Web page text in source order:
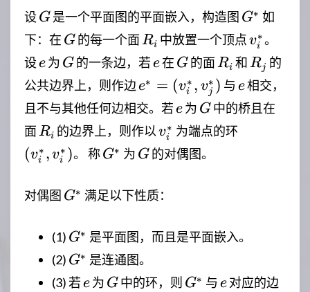
设 G
G 是一个平面图的平面嵌入，构造图 G^*
G∗ 如
下：在 G
G 的每一个面 R_i
Ri 中放置一个顶点v_i^*
vi
∗。
设e
e为 G
G 的一条边，若e
e在 G
G 的面 R_i
Ri 和R_j
Rj 的
公共边界上，则作边e^*=
(v_i^*,v_j^*)
e∗ = (vi
∗ , vj
∗ ) 与e
e相交，
且不与其他任何边相交。若e
e为 G
G 中的桥且在
面 R_i
Ri 的边界上，则作以v_i^*
vi
∗ 为端点的环
(vi
∗ , vi
∗ )。 称 G^*
G∗ 为 G
G 的对偶图。
对偶图 G^*
G∗ 满足以下性质：
(1) G^*
G∗ 是平面图，而且是平面嵌入。
(2) G^*
G∗ 是连通图。
(3) 若e
e为 G
G 中的环，则 G^*
G∗ 与 e
e对应的边